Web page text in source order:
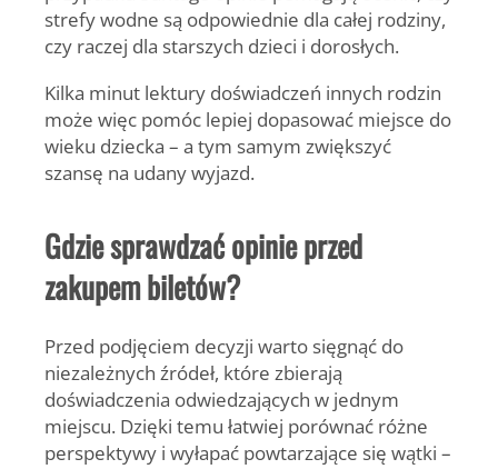
strefy wodne są odpowiednie dla całej rodziny,
czy raczej dla starszych dzieci i dorosłych.
Kilka minut lektury doświadczeń innych rodzin
może więc pomóc lepiej dopasować miejsce do
wieku dziecka – a tym samym zwiększyć
szansę na udany wyjazd.
Gdzie sprawdzać opinie przed
zakupem biletów?
Przed podjęciem decyzji warto sięgnąć do
niezależnych źródeł, które zbierają
doświadczenia odwiedzających w jednym
miejscu. Dzięki temu łatwiej porównać różne
perspektywy i wyłapać powtarzające się wątki –